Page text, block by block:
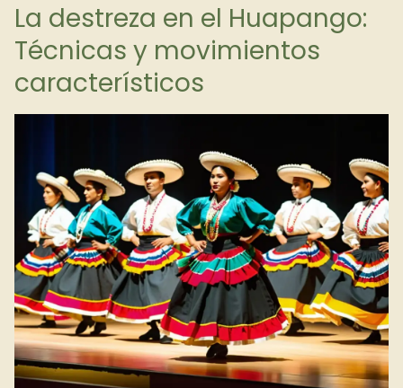
La destreza en el Huapango:
Técnicas y movimientos
característicos